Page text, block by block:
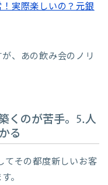
実際楽しいの？元銀
、あの飲み会のノリ
くのが苦手。5.人
る
てその都度新しいお客
。